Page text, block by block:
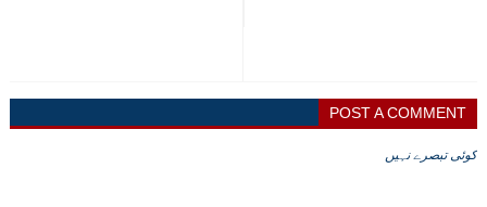
POST A COMMENT
کوئی تبصرے نہیں